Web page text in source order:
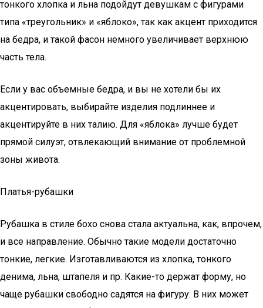
тонкого хлопка и льна подойдут девушкам с фигурами
типа «треугольник» и «яблоко», так как акцент приходится
на бедра, и такой фасон немного увеличивает верхнюю
часть тела.
Если у вас объемные бедра, и вы не хотели бы их
акцентировать, выбирайте изделия подлиннее и
акцентируйте в них талию. Для «яблока» лучше будет
прямой силуэт, отвлекающий внимание от проблемной
зоны живота.
Платья-рубашки
Рубашка в стиле бохо снова стала актуальна, как, впрочем,
и все направление. Обычно такие модели достаточно
тонкие, легкие. Изготавливаются из хлопка, тонкого
денима, льна, штапеля и пр. Какие-то держат форму, но
чаще рубашки свободно садятся на фигуру. В них может